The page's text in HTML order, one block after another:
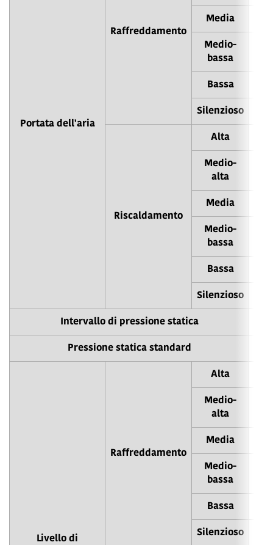
Portata dell'aria
Raffreddamento
Media
Medio-
bassa
Bassa
Silenzioso
Riscaldamento
Alta
Medio-
alta
Media
Medio-
bassa
Bassa
Silenzioso
Intervallo di pressione statica
Pressione statica standard
Livello di
Raffreddamento
Alta
Medio-
alta
Media
Medio-
bassa
Bassa
Silenzioso